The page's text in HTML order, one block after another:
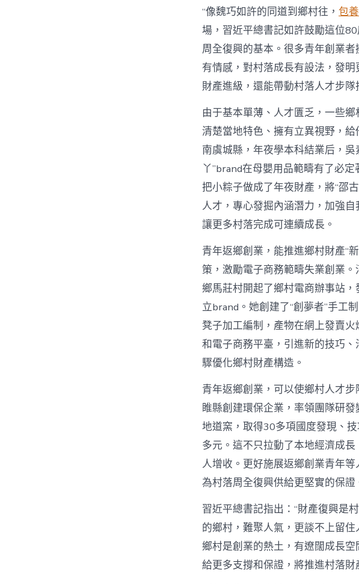
“像魏巧如許的同道到鄉村往， 包養
場，習近平總書記如許鼓勵這位80
周全復興的基本。很多青年創業
有情感，對村落成長有設法，發
財產進級，還能帶動村落人才步隊
由于基本單薄、人才匱乏，一些鄉
清楚當地特色、擁有立異視野，
南虞城縣，年夜學本科結業后，
丫”brand在母嬰用品範疇有了必
把小粽子做成了年夜財產，將“邵
人才，專心發掘內涵潛力，加強
讓更多村落完成可連續成長。
青年返鄉創業，能推進鄉村財產“
策，激勵電子商務範疇失業創業
鄉馬莊村開起了鄉村電商辦事站
立brand。她創建了“創夢者”手工
凳子加工編制，產物在網上發賣
和電子商務平臺，引進新的技巧
驟優化鄉村財產構造。
青年返鄉創業，可以使鄉村人才
睢縣創建環保企業，率領團隊研
地道窯，取得30多項國度發現、
多元。這不只拉動了本地經濟成
人增收。更好施展返鄉創業青年
為村落周全復興供給更堅實的保證
習近平總書記指出：“財產復興是
的鄉村，難聚人氣，更談不上留
鄉村是創業的熱土，有遼闊成長
給更多支撐和保證，將推進村落